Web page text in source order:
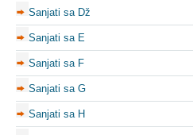
Sanjati sa Dž
Sanjati sa E
Sanjati sa F
Sanjati sa G
Sanjati sa H